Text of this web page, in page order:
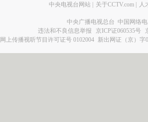
中央电视台网站 | 关于CCTV.com | 人
中央广播电视总台 中国网络
违法和不良信息举报
京ICP证060535号
网上传播视听节目许可证号 0102004 新出网证（京）